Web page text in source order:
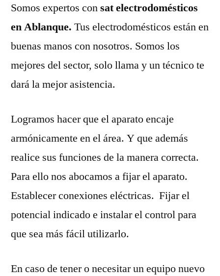
Somos expertos consat electrodomésticos
en Ablanque. Tus electrodomésticos están en
buenas manos con nosotros. Somos los
mejores del sector, solo llama y un técnico te
dará la mejor asistencia.
Logramos hacer que el aparato encaje
armónicamente en el área. Y que además
realice sus funciones de la manera correcta.
Para ello nos abocamos a fijar el aparato.
Establecer conexiones eléctricas. Fijar el
potencial indicado e instalar el control para
que sea más fácil utilizarlo.
En caso de tener o necesitar un equipo nuevo